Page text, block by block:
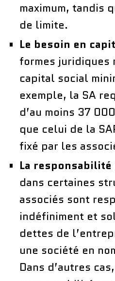
maximum, tandis
de limite.
Le besoin en
formes juridiques
capital social
exemple, la SA
d’au moins 37
que celui de la
fixé par les
La responsabilité
dans certaines
associés sont
indéfiniment et
dettes de
une société en
Dans d’autres